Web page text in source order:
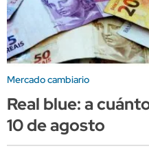
Mercado cambiario
Real blue: a
10 de agosto